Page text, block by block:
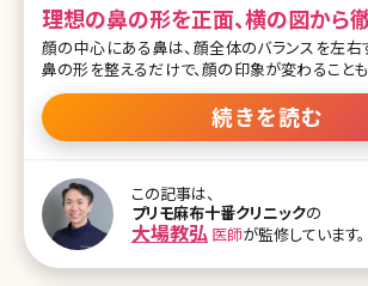
理想の鼻の形を正面、横の図から
顔の中心にある鼻は、顔全体のバランスを左右
鼻の形を整えるだけで、顔の印象が変わることも
の黄金比率や、解剖学の観点からみた理想の鼻
します。 理想的な鼻の形をご存知ですか? 顔には美の黄金比率があ
ります。下のイラストを見てください。左側のイ
のイラストは、顔の上部に1/5が5つ並んでいます
準とし、イラストのように5等分になるのが美しい
で考えると、鼻の付け根や鼻のふくらみ部分の位
しいのか、という部分で参考になります。また、目
下から唇、アゴまでの間隔などが左のイラストで示
続きを読む
この記事は、
プリモ麻布十番クリニックの
大場教弘 医師が監修しています。